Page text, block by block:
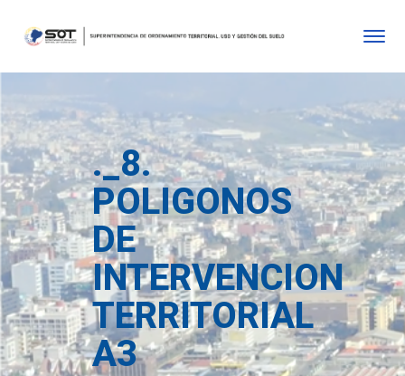
._8.
POLIGONOS
DE
INTERVENCION
TERRITORIAL
A3